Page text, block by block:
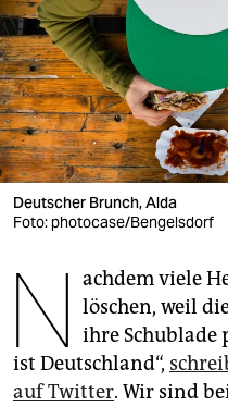
wahrheit
verlag
verlag
veranstaltungen
shop
unterstützen
genossenschaft
Deutscher Brunch, Alda
Foto: photocase/Bengelsdorf
N achdem viele
löschen, weil
ihre Schublade
ist Deutschland“,
auf Twitter. Wir sind